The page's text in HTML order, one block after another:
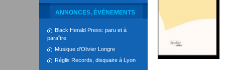
ANNONCES, ÉVÉNEMENTS
Black Herald Press: paru et à
paraître
Musique d'Olivier Longre
Réglis Records, disquaire à Lyon